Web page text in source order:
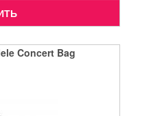
Concert Bag